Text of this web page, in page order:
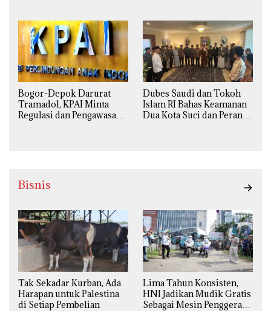
Agama
Bogor-Depok Darurat
Tramadol, KPAI Minta
Regulasi dan Pengawasan
Dubes Saudi dan Tokoh
Islam RI Bahas Keamanan
Dua Kota Suci dan Peran
Bisnis
Tak Sekadar Kurban, Ada
Harapan untuk Palestina
di Setiap Pembelian
Lima Tahun Konsisten,
HNI Jadikan Mudik Gratis
Sebagai Mesin Penggerak